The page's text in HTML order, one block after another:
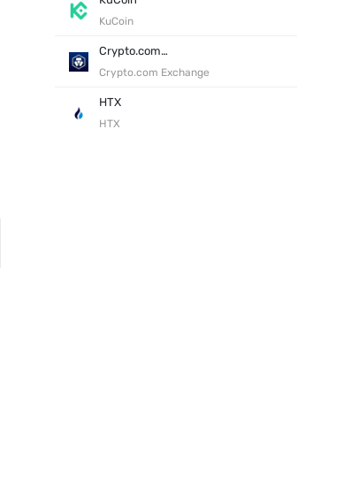
KuCoin
Crypto.com Exchange
Crypto.com Exchange
HTX
HTX